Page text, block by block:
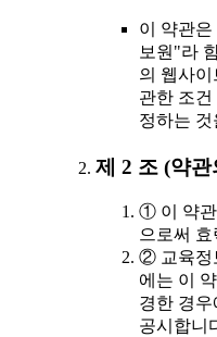
이 약관
보원"라
의 웹사
관한 조
정하는
제 2 조 (약
① 이 약관
으로써
② 교육정
에는 이
경한 경
공시합니